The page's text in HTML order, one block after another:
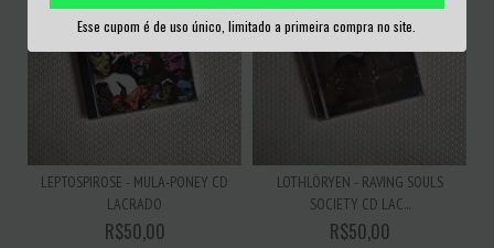
Esse cupom é de uso único, limitado a primeira compra no site.
LEPTOSPIROSE - MULA-PONEY CD
LACRADO
R$50,00
LOTHLÖRYEN - RAVING SOULS
SOCIETY CD LAC...
R$50,00